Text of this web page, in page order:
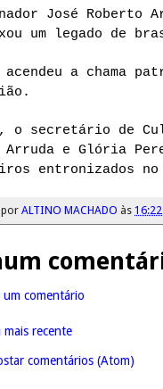
José Roberto
um legado de
a chama
o secretário de
Arruda e Glória
entronizados no
porALTINO MACHADO às 16:22
um comentário
mais recente
comentários (Atom)